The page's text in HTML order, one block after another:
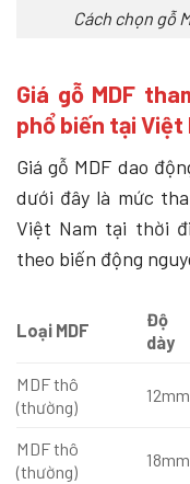
Cách chọn gỗ
Giá gỗ MDF
phổ biến tại Việt
Giá gỗ MDF dao
dưới đây là mức
Việt Nam tại thời
theo biến động
Loại MDF
Độ
dày
MDF thô
(thường)
12mm
MDF thô
(thường)
18mm